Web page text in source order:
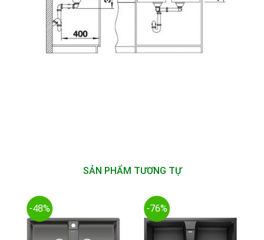
SẢN PHẨM TƯƠNG TỰ
-48% -76%